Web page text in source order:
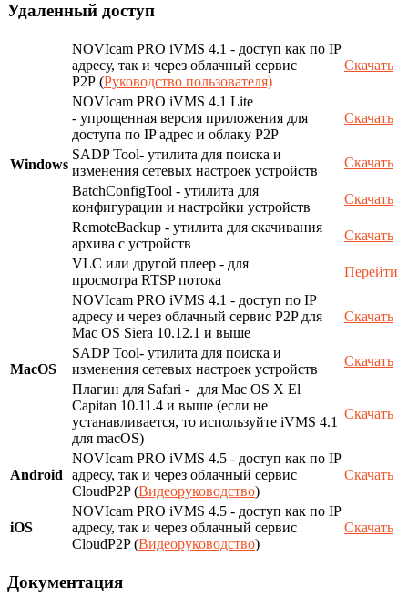
Удаленный доступ
Windows
NOVIcam PRO iVMS 4.1 - доступ как по IP
адресу, так и через облачный сервис
P2P (Руководство пользователя)
Скачать
NOVIcam PRO iVMS 4.1 Lite
- упрощенная версия приложения для
доступа по IP адрес и облаку P2P
Скачать
SADP Tool- утилита для поиска и
изменения сетевых настроек устройств
Скачать
BatchConfigTool - утилита для
конфигурации и настройки устройств
Скачать
RemoteBackup - утилита для скачивания
архива с устройств
Скачать
VLC или другой плеер - для
просмотра RTSP потока
Перейти
MacOS
NOVIcam PRO iVMS 4.1 - доступ по IP
адресу и через облачный сервис P2P для
Mac OS Siera 10.12.1 и выше
Скачать
SADP Tool- утилита для поиска и
изменения сетевых настроек устройств
Скачать
Плагин для Safari - для Mac OS X El
Capitan 10.11.4 и выше (если не
устанавливается, то используйте iVMS 4.1
для macOS)
Скачать
Android
NOVIcam PRO iVMS 4.5 - доступ как по IP
адресу, так и через облачный сервис
CloudP2P (Видеоруководство)
Скачать
iOS
NOVIcam PRO iVMS 4.5 - доступ как по IP
адресу, так и через облачный сервис
CloudP2P (Видеоруководство)
Скачать
Документация